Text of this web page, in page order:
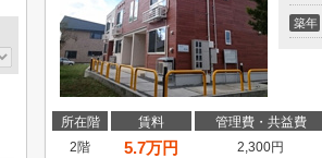
築年
所在階 賃料 管理費・共益費
2階
5.7万円 2,300円